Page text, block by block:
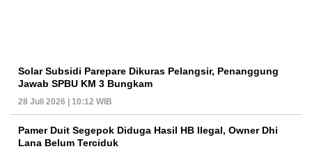
Solar Subsidi Parepare Dikuras Pelangsir, Penanggung
Jawab SPBU KM 3 Bungkam
28 Juli 2026 | 10:12 WIB
Pamer Duit Segepok Diduga Hasil HB Ilegal, Owner Dhi
Lana Belum Terciduk